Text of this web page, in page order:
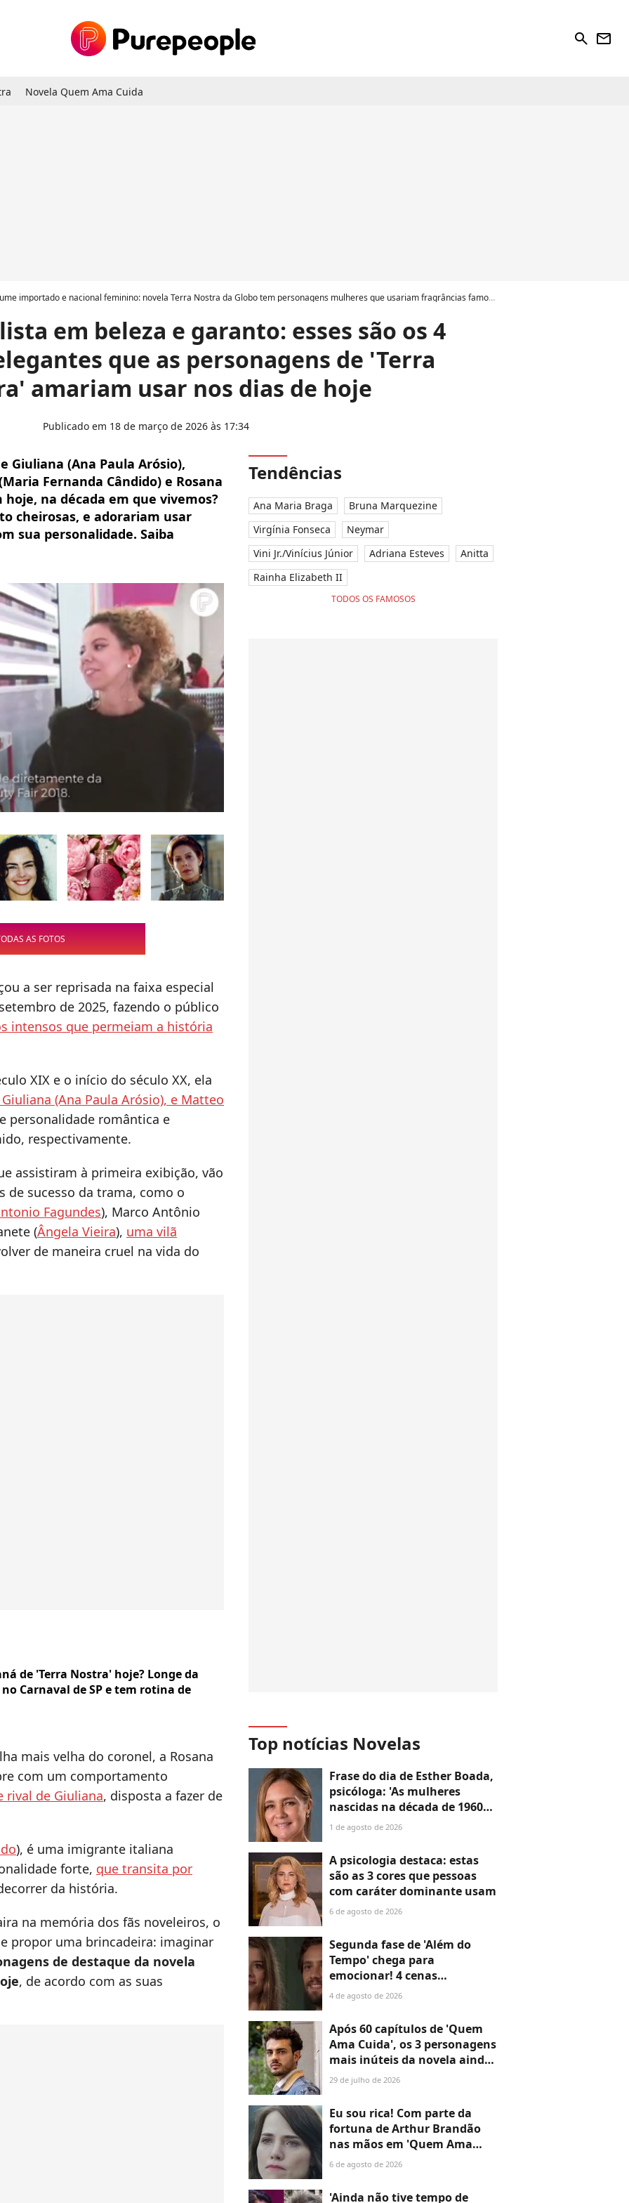
search newsletter
Novela Quem Ama Cuida
importado e nacional feminino: novela Terra Nostra da Globo tem personagens mulheres que usariam fragrâncias famosas. Veja lista!
em beleza e garanto: esses são os 4
que as personagens de 'Terra
amariam usar nos dias de hoje
Publicado em 18 de março de 2026 às 17:34
Giuliana (Ana Paula Arósio),
Fernanda Cândido) e Rosana
na década em que vivemos?
cheirosas, e adorariam usar
sua personalidade. Saiba
AS FOTOS
a ser reprisada na faixa especial
de 2025, fazendo o público
intensos que permeiam a história
XIX e o início do século XX, ela
(Ana Paula Arósio), e Matteo
personalidade romântica e
respectivamente.
assistiram à primeira exibição, vão
de sucesso da trama, como o
Fagundes), Marco Antônio
(Ângela Vieira), uma vilã
de maneira cruel na vida do
de 'Terra Nostra' hoje? Longe da
Carnaval de SP e tem rotina de
mais velha do coronel, a Rosana
com um comportamento
rival de Giuliana, disposta a fazer de
), é uma imigrante italiana
forte, que transita por
da história.
na memória dos fãs noveleiros, o
propor uma brincadeira: imaginar
de destaque da novela
, de acordo com as suas
Tendências
Ana Maria Braga
Bruna Marquezine
Virgínia Fonseca
Neymar
Vini Jr./Vinícius Júnior
Adriana Esteves
Anitta
Rainha Elizabeth II
TODOS OS FAMOSOS
Top notícias Novelas
Frase do dia de Esther Boada,
psicóloga: 'As mulheres
nascidas na década de 1960
cresceram com a ideia de que
tudo, porque era isso que a
sociedade exigia'
1 de agosto de 2026
A psicologia destaca: estas
são as 3 cores que pessoas
com caráter dominante usam
6 de agosto de 2026
Segunda fase de 'Além do
Tempo' chega para
emocionar! 4 cenas
marcantes do primeiro
não perde o fôlego
4 de agosto de 2026
Após 60 capítulos de 'Quem
Ama Cuida', os 3 personagens
mais inúteis da novela ainda
não disseram a que vieram —
desperdício
29 de julho de 2026
Eu sou rica! Com parte da
fortuna de Arthur Brandão
nas mãos em 'Quem Ama
Cuida', Adriana compra a
passo em vingança com
6 de agosto de 2026
'Ainda não tive tempo de